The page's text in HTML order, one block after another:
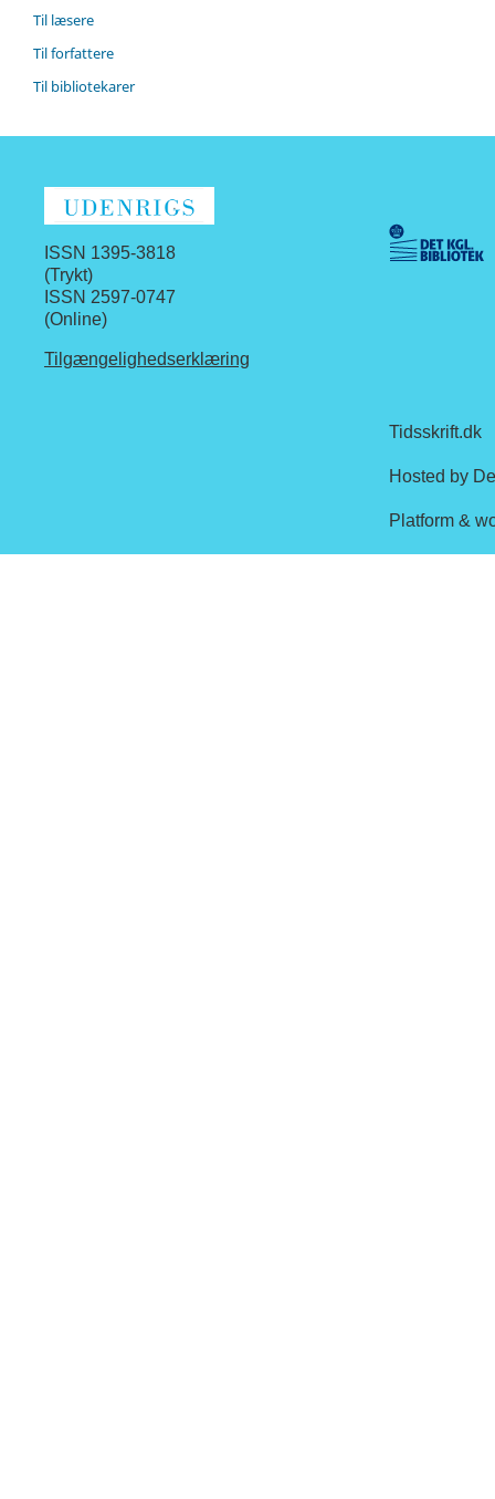
Til læsere
Til forfattere
Til bibliotekarer
ISSN 1395-3818
(Trykt)
ISSN 2597-0747
(Online)
Tilgængelighedserklæring